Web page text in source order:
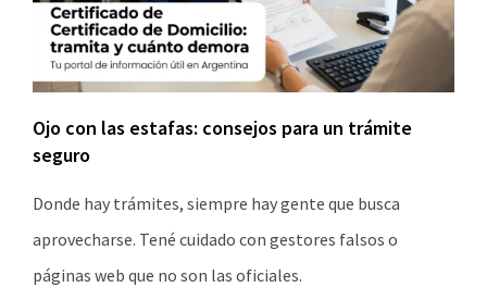
Ojo con las estafas: consejos para un trámite
seguro
Donde hay trámites, siempre hay gente que busca
aprovecharse. Tené cuidado con gestores falsos o
páginas web que no son las oficiales.